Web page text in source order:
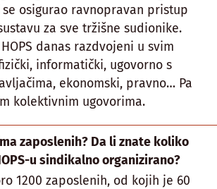
osigurao ravnopravan pristup
za sve tržišne sudionike.
danas razdvojeni u svim
informatički, ugovorno s
ekonomski, pravno… Pa
kolektivnim ugovorima.
zaposlenih? Da li znate koliko
u sindikalno organizirano?
1200 zaposlenih, od kojih je 60